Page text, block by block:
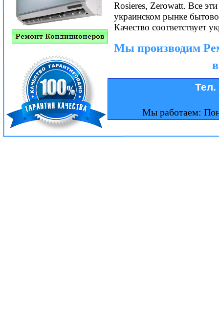
Rosieres, Zerowatt. Все
украинском рынке
Качество соответствует
Мы работаем:
Мы производим
Тел.